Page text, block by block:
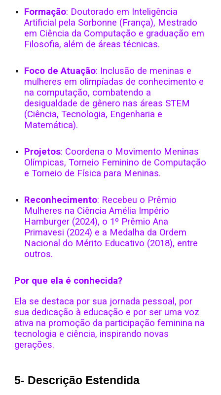
Formação: Doutorado em Inteligência
Artificial pela Sorbonne (França), Mestrado
em Ciência da Computação e graduação em
Filosofia, além de áreas técnicas.
Foco de Atuação: Inclusão de meninas e
mulheres em olimpíadas de conhecimento e
na computação, combatendo a
desigualdade de gênero nas áreas STEM
(Ciência, Tecnologia, Engenharia e
Matemática).
Projetos: Coordena o Movimento Meninas
Olímpicas, Torneio Feminino de Computação
e Torneio de Física para Meninas.
Reconhecimento: Recebeu o Prêmio
Mulheres na Ciência Amélia Império
Hamburger (2024), o 1º Prêmio Ana
Primavesi (2024) e a Medalha da Ordem
Nacional do Mérito Educativo (2018), entre
outros.
Por que ela é conhecida?
Ela se destaca por sua jornada pessoal, por
sua dedicação à educação e por ser uma voz
ativa na promoção da participação feminina na
tecnologia e ciência, inspirando novas
gerações.
5- Descrição Estendida